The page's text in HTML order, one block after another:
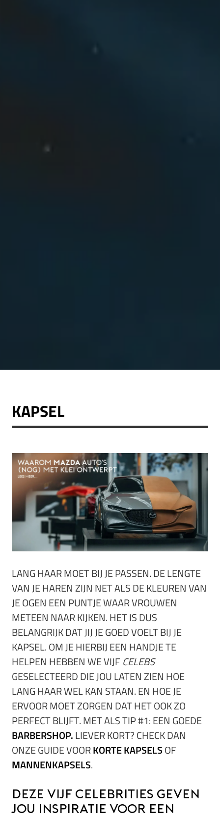
KAPSEL
LANG HAAR MOET BIJ JE PASSEN. DE LENGTE
VAN JE HAREN ZIJN NET ALS DE KLEUREN VAN
JE OGEN EEN PUNTJE WAAR VROUWEN
METEEN NAAR KIJKEN. HET IS DUS
BELANGRIJK DAT JIJ JE GOED VOELT BIJ JE
KAPSEL. OM JE HIERBIJ EEN HANDJE TE
HELPEN HEBBEN WE VIJF CELEBS
GESELECTEERD DIE JOU LATEN ZIEN HOE
LANG HAAR WEL KAN STAAN. EN HOE JE
ERVOOR MOET ZORGEN DAT HET OOK ZO
PERFECT BLIJFT. MET ALS TIP #1: EEN GOEDE
BARBERSHOP.LIEVER KORT? CHECK DAN
ONZE GUIDE VOORKORTE KAPSELSOF
MANNENKAPSELS.
Deze vijf celebrities geven
jou inspiratie voor een